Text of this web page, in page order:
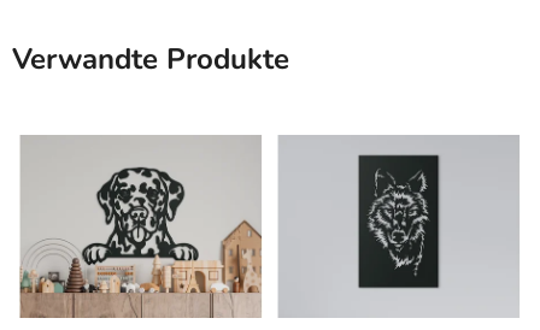
Verwandte Produkte